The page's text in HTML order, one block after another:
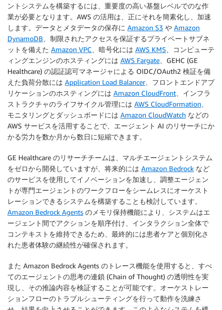
ントシステムを構築するには、重要度の高い基盤レベルでのな作
業が必要となります。AWS の活用は、正にそれを簡素化し、加速
します。データとメタデータの保存に Amazon S3 や Amazon
DynamoDB 、制限されたアクセスを保証するプライベートサブネ
ットを備えた Amazon VPC 、暗号化には AWS KMS 、コンピューテ
ィングエンジンのホスティングには AWS Fargate 、GEHC (GE
Healthcare) の認証認可マネージャによる OIDC/OAuth2 検証を備
えた負荷分散には Application Load Balancer、フロントエンドアプ
リケーションのホスティングには Amazon CloudFront 、インフラ
ストラクチャのライフサイクル管理には AWS CloudFormation
モニタリングとダッシュボードには Amazon CloudWatch などの
AWS サービスを活用することで、エージェント AI のリサーチにか
かる労力を数か月から数日に短縮できます。
GE Healthcare のリサーチチームは、マルチエージェントシステム
をゼロから開発していますが、将来的には Amazon Bedrock など
のサービスを使用してイノベーションを加速し、調整エージェン
トが専門エージェントのワークフローをシームレスにオーケスト
レーションできるシステムを構築することも検討しています。
Amazon Bedrock Agents のメモリ保持機能により、システムはエ
ージェント間でアクションを順序付け、インタラクション全体で
コンテキストを維持できるため、最終的には患者ケアと個別化さ
れた患者体験の継続性が確保されます。
また Amazon Bedrock Agents のトレース機能を使用すると、すべ
てのエージェントの思考の連鎖 (Chain of Thought) の透明性を実
現し、その推論内容を検証することが可能です。オーケストレー
ションフローのトラブルシューティングを行って動作を洗練さ